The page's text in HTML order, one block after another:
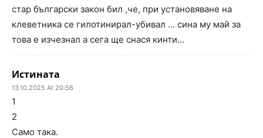
стар български закон бил ,че, при установяване на
клеветника се гилотинирал-убивал … сина му май за
това е изчезнал а сега ще снася кинти…
Истината
13.10.2025 At 20:56
1
2
Само така.